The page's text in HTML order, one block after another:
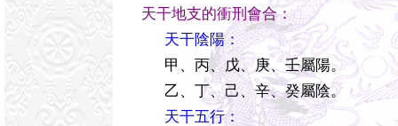
天干地支的衝刑會合：
天干陰陽：
甲、丙、戊、庚、壬屬陽。
乙、丁、己、辛、癸屬陰。
天干五行：